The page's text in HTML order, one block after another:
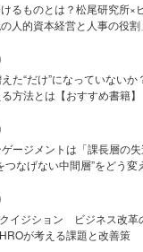
るものとは？松尾研究所×
人的資本経営と人事の役割
た“だけ”になっていないか
方法とは【おすすめ書籍】
ージメントは「課長層の
なげない中間層”をどう変
イジション ビジネス改革
が考える課題と改善策